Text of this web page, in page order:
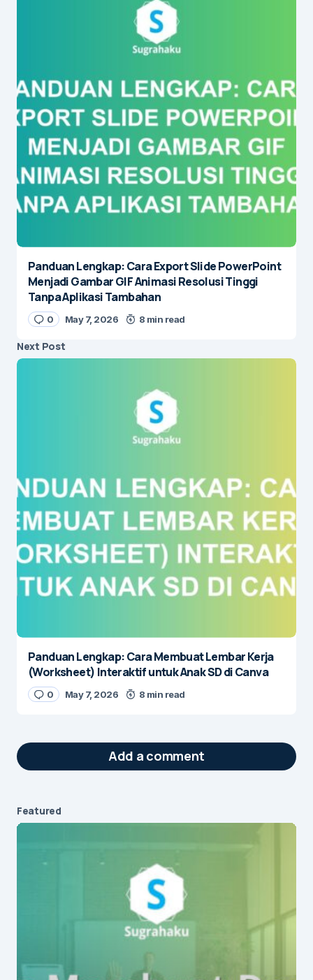
Panduan Lengkap: Cara Export Slide PowerPoint
Menjadi Gambar GIF Animasi Resolusi Tinggi
Tanpa Aplikasi Tambahan
0 May 7, 2026 8 min read
Next Post
Panduan Lengkap: Cara Membuat Lembar Kerja
(Worksheet) Interaktif untuk Anak SD di Canva
0 May 7, 2026 8 min read
Add a comment
Featured